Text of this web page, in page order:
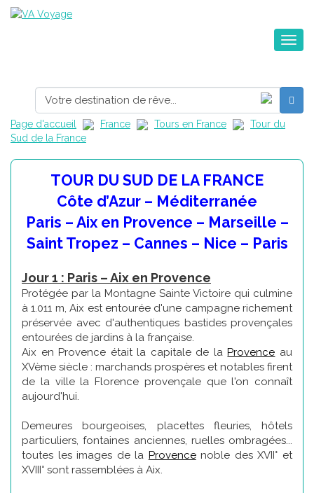
Toggle
Page d'accueil France Tours en France
Tour du
Sud de la France
TOUR DU SUD DE LA FRANCE
Côte d’Azur – Méditerranée
Paris – Aix en Provence – Marseille –
Saint Tropez – Cannes – Nice – Paris
Jour 1 : Paris – Aix en Provence
Protégée par la Montagne Sainte Victoire qui culmine
à 1.011 m, Aix est entourée d'une campagne richement
préservée avec d'authentiques bastides provençales
entourées de jardins à la française.
Aix en Provence était la capitale de laProvence au
XVème siècle : marchands prospères et notables firent
de la ville la Florence provençale que l'on connaît
aujourd'hui.
Demeures bourgeoises, placettes fleuries, hôtels
particuliers, fontaines anciennes, ruelles ombragées...
toutes les images de la Provencenoble des XVII° et
XVIII° sont rassemblées à Aix.